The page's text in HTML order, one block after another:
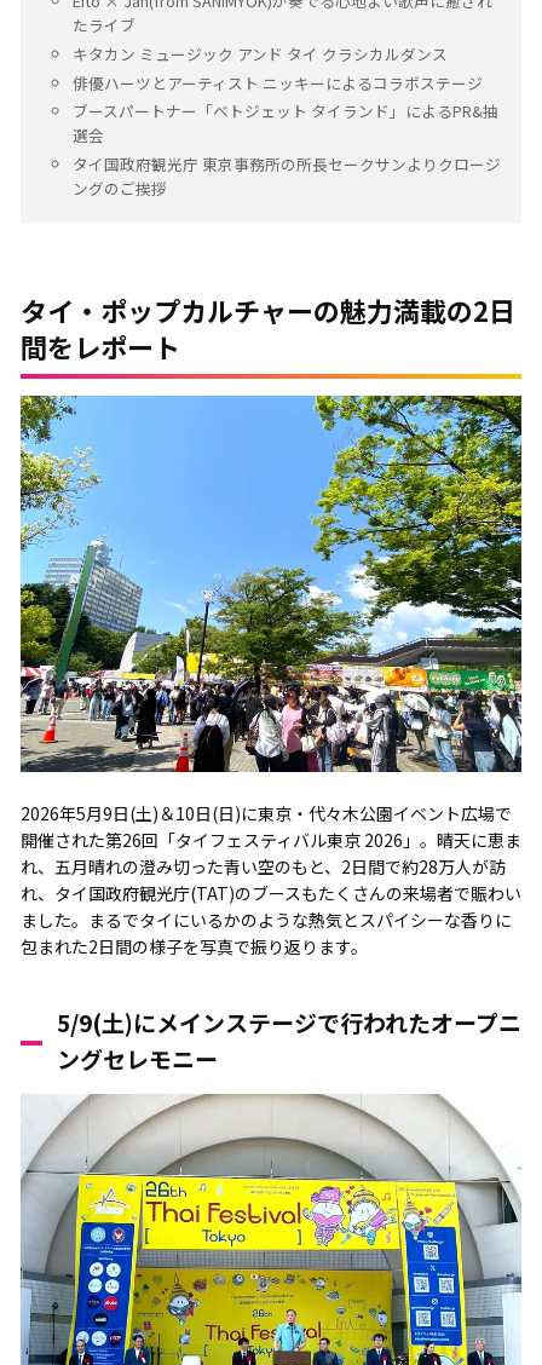
たライブ
キタカン ミュージック アンド タイ クラシカルダンス
俳優ハーツとアーティスト ニッキーによるコラボステージ
ブースパートナー「ベトジェット タイランド」によるPR&抽
選会
タイ国政府観光庁 東京事務所の所長セークサンよりクロージ
ングのご挨拶
タイ・ポップカルチャーの魅力満載の2日
間をレポート
2026年5月9日(土)＆10日(日)に東京・代々木公園イベント広場で
開催された第26回「タイフェスティバル東京 2026」。晴天に恵ま
れ、五月晴れの澄み切った青い空のもと、2日間で約28万人が訪
れ、タイ国政府観光庁(TAT)のブースもたくさんの来場者で賑わい
ました。まるでタイにいるかのような熱気とスパイシーな香りに
包まれた2日間の様子を写真で振り返ります。
5/9(土)にメインステージで行われたオープニ
ングセレモニー